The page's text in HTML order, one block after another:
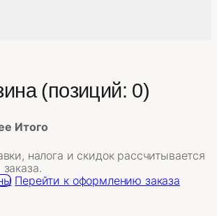
(позиций: 0)
Итого
налога и скидок рассчитывается
Перейти к оформлению заказа